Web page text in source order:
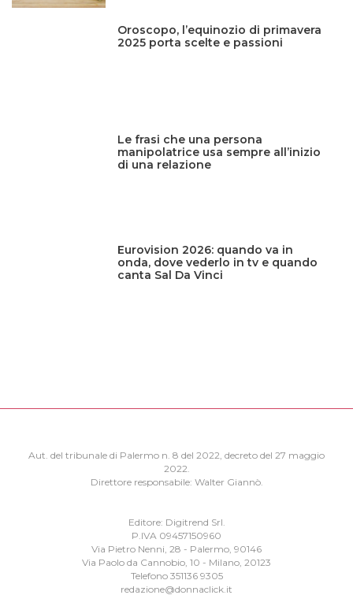
Oroscopo, l’equinozio di primavera
2025 porta scelte e passioni
Le frasi che una persona
manipolatrice usa sempre all’inizio
di una relazione
Eurovision 2026: quando va in
onda, dove vederlo in tv e quando
canta Sal Da Vinci
Aut. del tribunale di Palermo n. 8 del 2022, decreto del 27 maggio
2022.
Direttore responsabile: Walter Giannò.
Editore: Digitrend Srl.
P.IVA 09457150960
Via Pietro Nenni, 28 - Palermo, 90146
Via Paolo da Cannobio, 10 - Milano, 20123
Telefono 351136 9305
redazione@donnaclick.it